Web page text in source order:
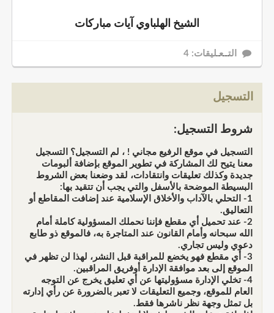
الشيخ الهلباوي آيات مباركات
التــعـليقات: 4
التسجيل
شروط التسجيل:
التسجيل في موقع الرفيع مجاني ! ، لم التسجيل؟ التسجيل
معنا يتيح لك المشاركة في تطوير الموقع بإضافة ألبومات
جديدة وكذلك تعليقات وانتقادات، لقد وضعنا بعض الشروط
البسيطة الموضحة بالأسفل والتي يجب أن تتقيد بها:
1- التحلي بالآداب والأخلاق الإسلامية عند إضافت المقاطع أو
التعاليق.
2- عند تحميل أي مقطع فإننا نحملك المسؤولية كاملة أمام
الله سبحانه وأمام القانون عند المتاجرة به، فالموقع ذو طابع
دعوي وليس تجاري.
3- أي مقطع فهو يخضع للمراقبة قبل النشر، لهذا لن تظهر في
الموقع إلى بعد موافقة الإدارة أوفريق المراقبين.
4- تخلي الإدارة مسؤوليتها عن أي تعليق يخرج عن التوجه
العام للموقع، وجميع التعليقات لا تعبر بالضرورة عن رأي إدارته
بل تمثل وجهة نظر ناشرها فقط.